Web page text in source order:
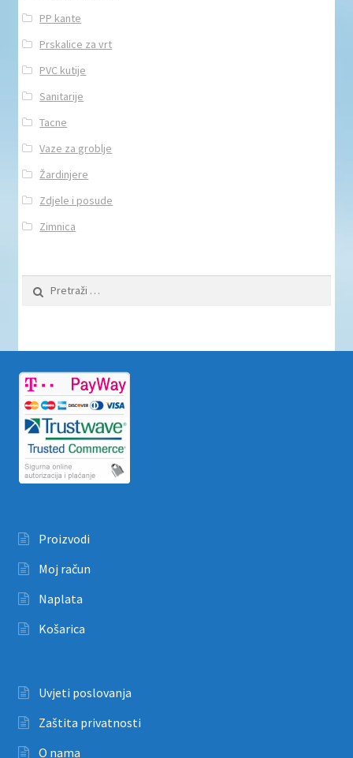
PP kante
Prskalice za vrt
PVC kutije
Sanitarije
Tacne
Vaze za groblje
Žardinjere
Zdjele i posude
Zimnica
Pretraži:
Proizvodi
Moj račun
Naplata
Košarica
Uvjeti poslovanja
Zaštita privatnosti
O nama